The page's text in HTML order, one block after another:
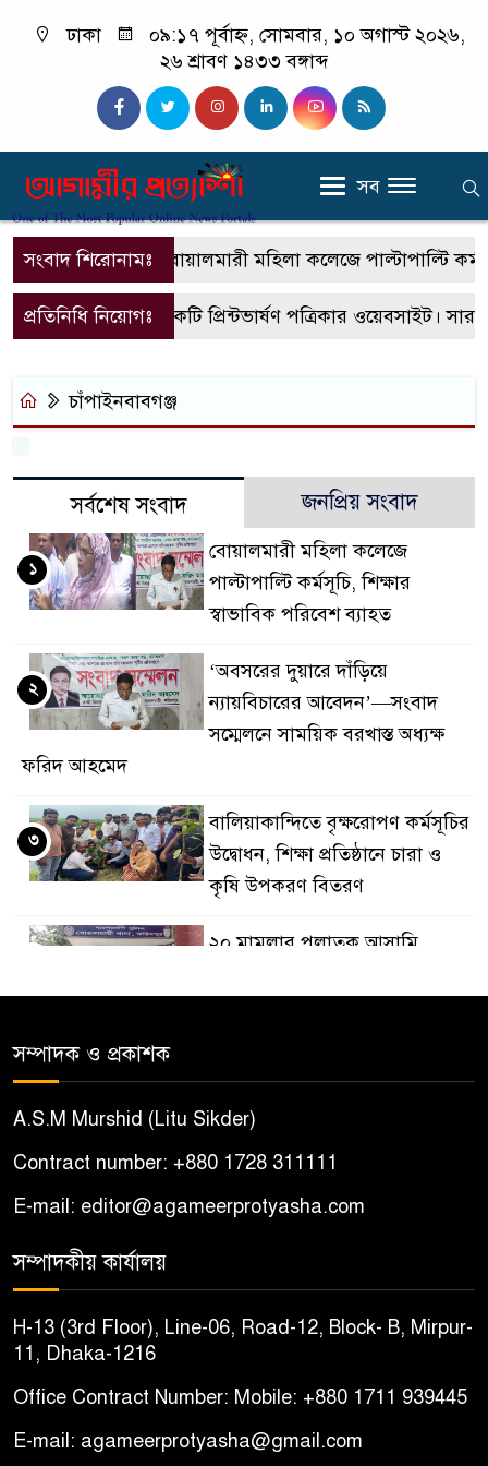
ঢাকা
০৯:১৭ পূর্বাহ্ন, সোমবার, ১০ অগাস্ট ২০২৬,
২৬ শ্রাবণ ১৪৩৩ বঙ্গাব্দ
সব
সংবাদ শিরোনামঃবোয়ালমারী মহিলা কলেজে পাল্টাপাল্টি
প্রতিনিধি নিয়োগঃএটি একটি প্রিন্টভার্ষণ পত্রিকার ওয়েবসাইট।
চাঁপাইনবাবগঞ্জ
সর্বশেষ সংবাদ জনপ্রিয় সংবাদ
বোয়ালমারী মহিলা কলেজে
পাল্টাপাল্টি কর্মসূচি, শিক্ষার
স্বাভাবিক পরিবেশ ব্যাহত
১
‘অবসরের দুয়ারে দাঁড়িয়ে
ন্যায়বিচারের আবেদন’—সংবাদ
সম্মেলনে সাময়িক বরখাস্ত অধ্যক্ষ
ফরিদ আহমেদ
২
বালিয়াকান্দিতে বৃক্ষরোপণ কর্মসূচির
উদ্বোধন, শিক্ষা প্রতিষ্ঠানে চারা ও
কৃষি উপকরণ বিতরণ
৩
২০ মামলার পলাতক আসামি
পরিবার
৫
চাল জব্দের ঘটনায় ষড়যন্ত্রের
৬
পরীক্ষা
৭
বোয়ালমারীতে সাবেক কাউন্সিলরের
বাড়ি থেকে ইমাম-মুয়াজ্জিনদের
সম্পাদক ও প্রকাশক
A.S.M Murshid (Litu Sikder)
Contract number: +880 1728 311111
E-mail: editor@agameerprotyasha.com
সম্পাদকীয় কার্যালয়
H-13 (3rd Floor), Line-06, Road-12, Block- B, Mirpur-
11, Dhaka-1216
Office Contract Number: Mobile: +880 1711 939445
E-mail: agameerprotyasha@gmail.com